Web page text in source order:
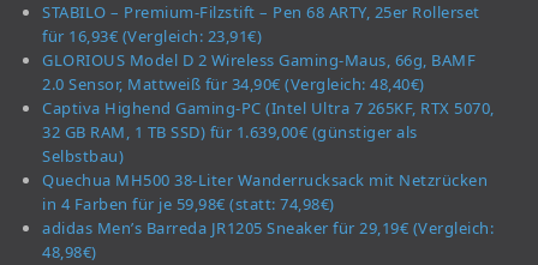
STABILO – Premium-Filzstift – Pen 68 ARTY, 25er Rollerset
für 16,93€ (Vergleich: 23,91€)
GLORIOUS Model D 2 Wireless Gaming-Maus, 66g, BAMF
2.0 Sensor, Mattweiß für 34,90€ (Vergleich: 48,40€)
Captiva Highend Gaming-PC (Intel Ultra 7 265KF, RTX 5070,
32 GB RAM, 1 TB SSD) für 1.639,00€ (günstiger als
Selbstbau)
Quechua MH500 38-Liter Wanderrucksack mit Netzrücken
in 4 Farben für je 59,98€ (statt: 74,98€)
adidas Men’s Barreda JR1205 Sneaker für 29,19€ (Vergleich:
48,98€)